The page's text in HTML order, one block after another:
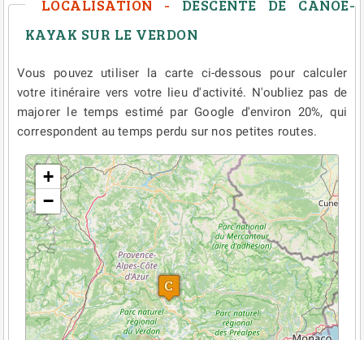
LOCALISATION - DESCENTE DE CANOË-
KAYAK SUR LE VERDON
Vous pouvez utiliser la carte ci-dessous pour calculer
votre itinéraire vers votre lieu d'activité. N'oubliez pas de
majorer le temps estimé par Google d'environ 20%, qui
correspondent au temps perdu sur nos petites routes.
Veuillez patienter pendant le chargement de la carte...
+
−